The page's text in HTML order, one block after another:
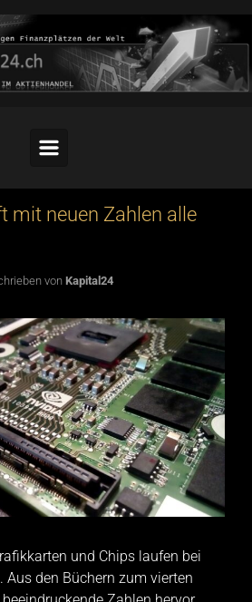
mit neuen Zahlen alle
von Kapital24
und Chips laufen bei
Aus den Büchern zum vierten